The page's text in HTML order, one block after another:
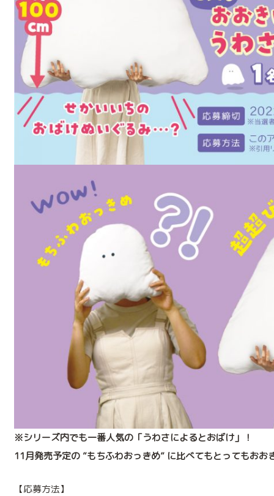
※シリーズ内でも一番人気の「うわさによるとおばけ」！
11月発売予定の ”もちふわおっきめ” に比べてもとってもお
【応募方法】